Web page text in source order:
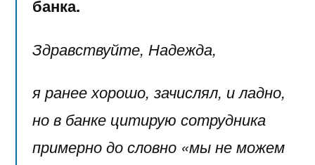
банка.
Здравствуйте, Надежда,
я ранее хорошо, зачислял, и ладно,
но в банке цитирую сотрудника
примерно до словно «мы не можем